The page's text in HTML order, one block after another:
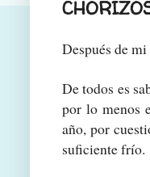
Después de
De todos es
por lo menos
año, por
suficiente frío.